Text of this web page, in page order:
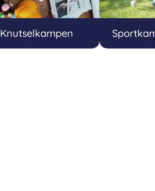
Knutselkampen